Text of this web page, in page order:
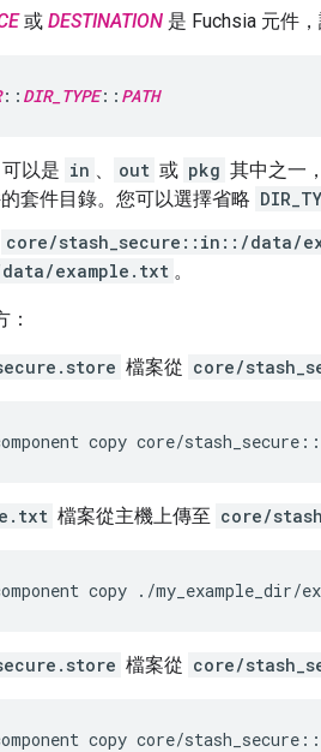
或 DESTINATION 是 Fuchsia 元件
:: DIR_TYPE:: PATH
可以是 in 、 out 或 pkg 其中之一
套件目錄。您可以選擇省略
core/stash_secure::in::/data/
example.txt 。
檔案從 core/
檔案從主機上傳至 core/
檔案從 core/